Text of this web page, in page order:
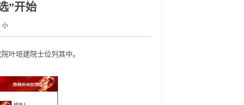
”开始
小
叶培建院士位列其中。